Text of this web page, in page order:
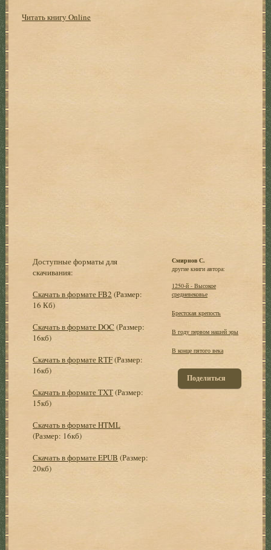
Читать книгу Online
Доступные форматы для
скачивания:
Скачать в формате FB2 (Размер:
16 Кб)
Скачать в формате DOC (Размер:
16кб)
Скачать в формате RTF(Размер:
16кб)
Скачать в формате TXT(Размер:
15кб)
Скачать в формате HTML
(Размер: 16кб)
Скачать в формате EPUB (Размер:
20кб)
Смирнов С.
другие книги автора:
1250-й - Высокое
средневековье
Брестская крепость
В году первом нашей эры
В конце пятого века
Поделиться